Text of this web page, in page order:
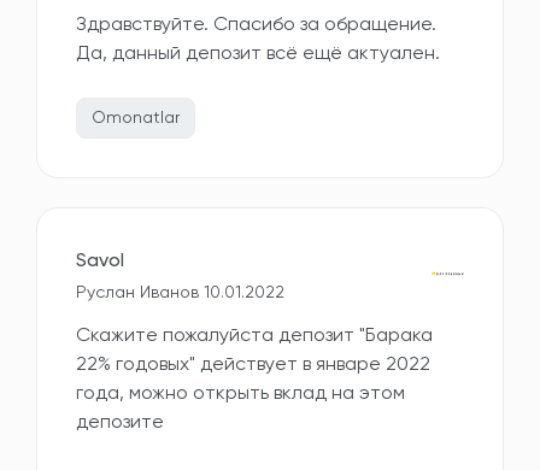
Здравствуйте. Спасибо за обращение.
Да, данный депозит всё ещё актуален.
Omonatlar
Savol
Руслан Иванов 10.01.2022
Скажите пожалуйста депозит "Барака
22% годовых" действует в январе 2022
года, можно открыть вклад на этом
депозите